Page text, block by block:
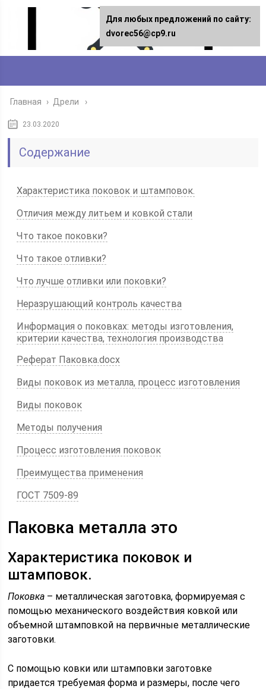
Главная › Дрели
23.03.2020
Содержание
Характеристика поковок и штамповок.
Отличия между литьем и ковкой стали
Что такое поковки?
Что такое отливки?
Что лучше отливки или поковки?
Неразрушающий контроль качества
Информация о поковках: методы изготовления,
критерии качества, технология производства
Реферат Паковка.docx
Виды поковок из металла, процесс изготовления
Виды поковок
Методы получения
Процесс изготовления поковок
Преимущества применения
ГОСТ 7509-89
Паковка металла это
Характеристика поковок и
штамповок.
Поковка – металлическая заготовка, формируемая с
помощью механического воздействия ковкой или
объемной штамповкой на первичные металлические
заготовки.
С помощью ковки или штамповки заготовке
придается требуемая форма и размеры, после чего
Для любых предложений по сайту:
dvorec56@cp9.ru